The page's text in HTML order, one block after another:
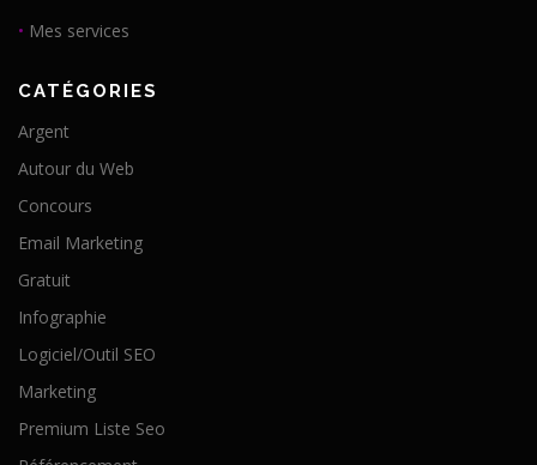
• Mes services
CATÉGORIES
Argent
Autour du Web
Concours
Email Marketing
Gratuit
Infographie
Logiciel/Outil SEO
Marketing
Premium Liste Seo